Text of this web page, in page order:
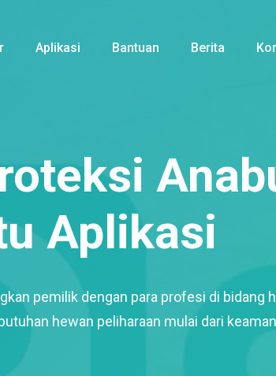
Aplikasi Bantuan Berita
Aplikasi
pemilik dengan para profesi di bidang
hewan peliharaan mulai dari